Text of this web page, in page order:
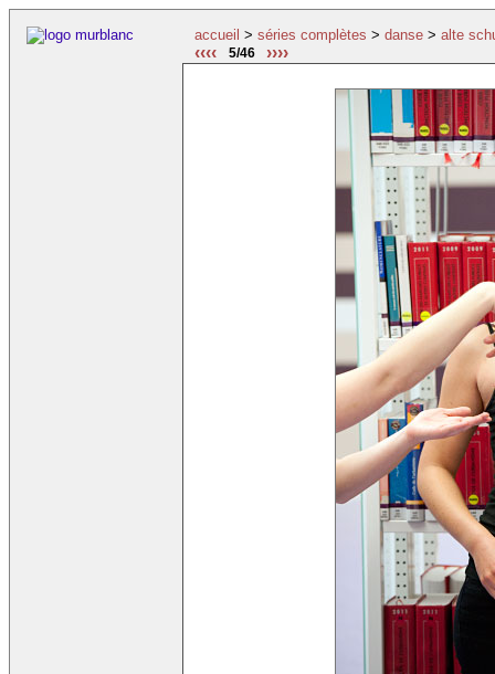
accueil > séries complètes > danse > alte
‹‹‹‹ 5/46 ››››